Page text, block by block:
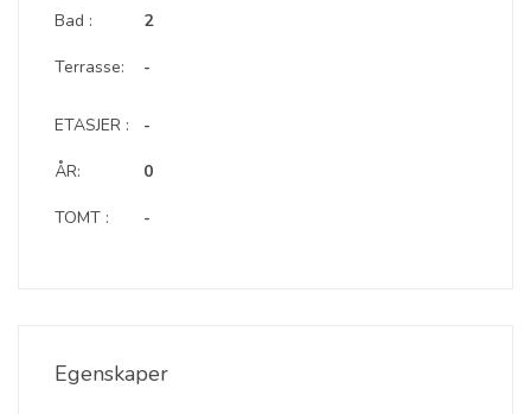
Bad :
Terrasse:
2
-
ETASJER :
ÅR:
TOMT :
-
0
-
Egenskaper